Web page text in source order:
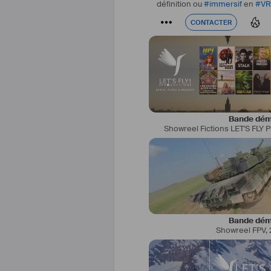
définition ou#immersifen #
#X9Air #Inspire2#DJI # X7 #
#
CONTACTER
CONTACTER
Bande
Showreel Fictions LET'S FLY
Bande
Showreel FPV,